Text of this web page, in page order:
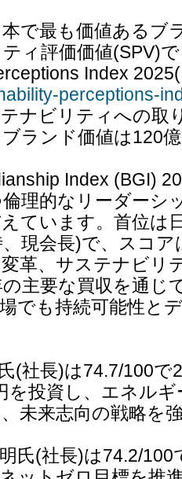
で最も価値あるブ
ィ評価価値(SPV)
Index
perceptions-
ナビリティへの取
ランド価値は120
Index (BGI)
理的なリーダーシ
ています。首位は
現会長)で、スコア
革、サステナビリ
主要な買収を通じ
でも持続可能性と
(社長)は74.7/100で
を投資し、エネル
未来志向の戦略を
氏(社長)は74.2/100